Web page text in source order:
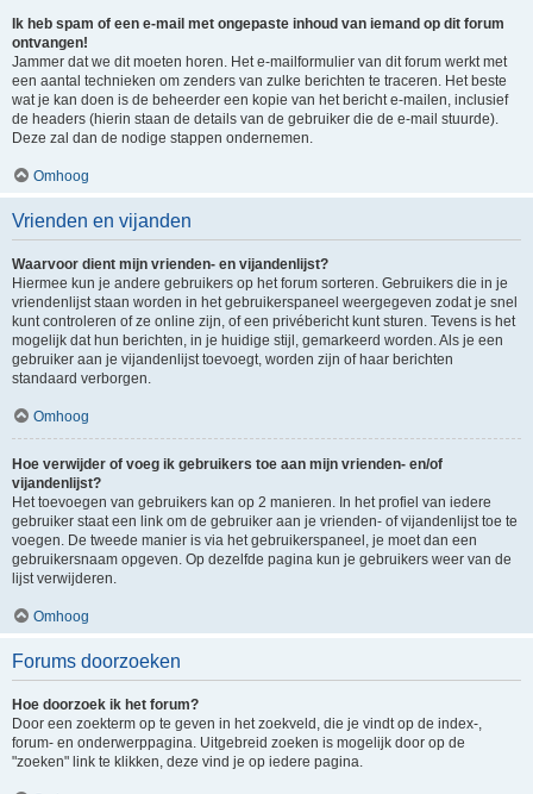
Ik heb spam of een e-mail met ongepaste inhoud van iemand op dit forum
ontvangen!
Jammer dat we dit moeten horen. Het e-mailformulier van dit forum werkt met
een aantal technieken om zenders van zulke berichten te traceren. Het beste
wat je kan doen is de beheerder een kopie van het bericht e-mailen, inclusief
de headers (hierin staan de details van de gebruiker die de e-mail stuurde).
Deze zal dan de nodige stappen ondernemen.
Omhoog
Vrienden en vijanden
Waarvoor dient mijn vrienden- en vijandenlijst?
Hiermee kun je andere gebruikers op het forum sorteren. Gebruikers die in je
vriendenlijst staan worden in het gebruikerspaneel weergegeven zodat je snel
kunt controleren of ze online zijn, of een privébericht kunt sturen. Tevens is het
mogelijk dat hun berichten, in je huidige stijl, gemarkeerd worden. Als je een
gebruiker aan je vijandenlijst toevoegt, worden zijn of haar berichten
standaard verborgen.
Omhoog
Hoe verwijder of voeg ik gebruikers toe aan mijn vrienden- en/of
vijandenlijst?
Het toevoegen van gebruikers kan op 2 manieren. In het profiel van iedere
gebruiker staat een link om de gebruiker aan je vrienden- of vijandenlijst toe te
voegen. De tweede manier is via het gebruikerspaneel, je moet dan een
gebruikersnaam opgeven. Op dezelfde pagina kun je gebruikers weer van de
lijst verwijderen.
Omhoog
Forums doorzoeken
Hoe doorzoek ik het forum?
Door een zoekterm op te geven in het zoekveld, die je vindt op de index-,
forum- en onderwerppagina. Uitgebreid zoeken is mogelijk door op de
"zoeken" link te klikken, deze vind je op iedere pagina.